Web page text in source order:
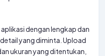
dengan lengkap dan
yang diminta. Upload
ukuran yang ditentukan,